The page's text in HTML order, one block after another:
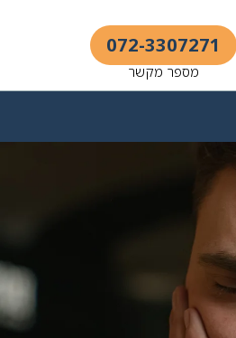
072-3307271
מספר מקשר